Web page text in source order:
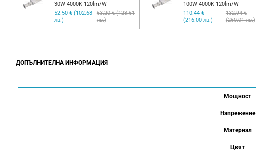
30W 4000K 120lm/W
52.50 € (102.68
лв.)
63.20 € (123.61
лв.)
100W 4000K 120lm/W
110.44 €
(216.00 лв.)
132.94 €
(260.01 лв.)
ДОПЪЛНИТЕЛНА ИНФОРМАЦИЯ
Мощност
Напрежение
Материал
Цвят